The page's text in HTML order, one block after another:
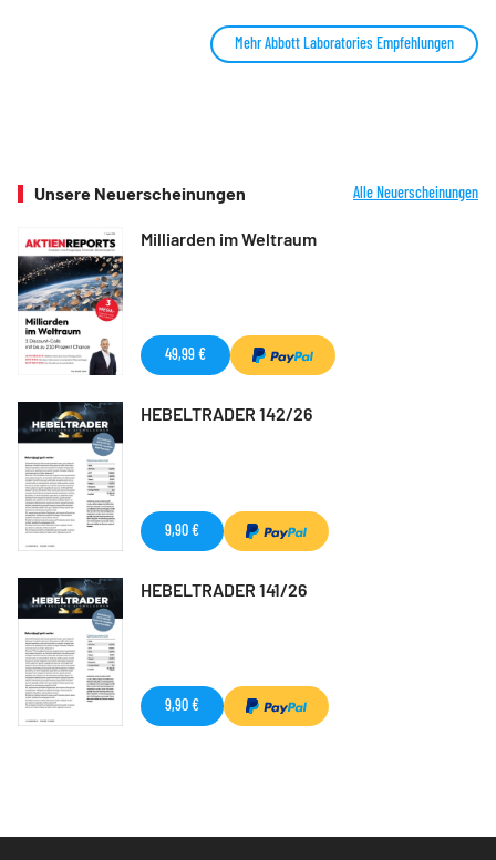
Mehr Abbott Laboratories Empfehlungen
Unsere Neuerscheinungen Alle Neuerscheinungen
Milliarden im Weltraum
49,99 €
HEBELTRADER 142/26
9,90 €
HEBELTRADER 141/26
9,90 €